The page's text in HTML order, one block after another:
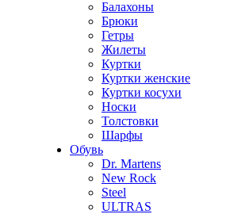
Балахоны
Брюки
Гетры
Жилеты
Куртки
Куртки женские
Куртки косухи
Носки
Толстовки
Шарфы
Обувь
Dr. Martens
New Rock
Steel
ULTRAS